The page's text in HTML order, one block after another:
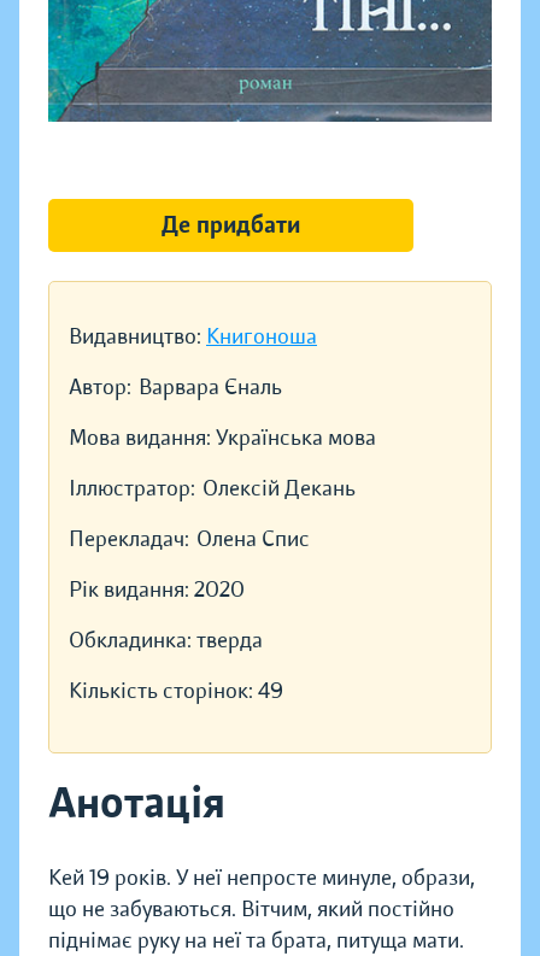
Видавництво: Книгоноша
Автор: Варвара Єналь
Мова видання: Українська мова
Іллюстратор: Олексій Декань
Перекладач: Олена Спис
Рік видання: 2020
Обкладинка: тверда
Кількість сторінок: 49
Анотація
Кей 19 років. У неї непросте минуле, образи,
що не забуваються. Вітчим, який постійно
піднімає руку на неї та брата, питуща мати.
Де придбати